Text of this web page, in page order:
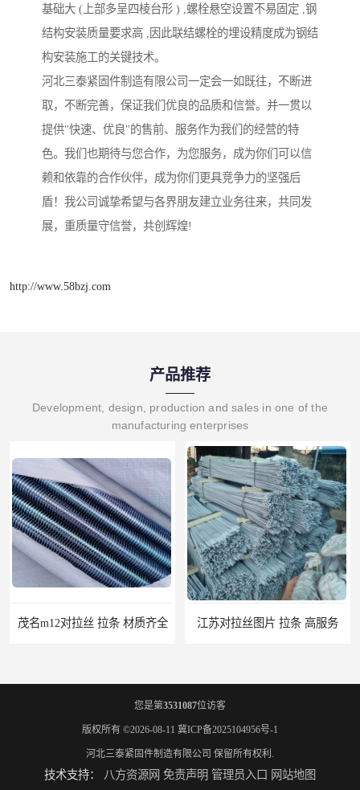
基础大 (上部多呈四棱台形 ) ,螺栓悬空设置不易固定 ,钢
结构安装质量要求高 ,因此联结螺栓的埋设精度成为钢结
构安装施工的关键技术。
河北三泰紧固件制造有限公司一定会一如既往，不断进
取，不断完善，保证我们优良的品质和信誉。并一贯以
提供"快速、优良"的售前、服务作为我们的经营的特
色。我们也期待与您合作，为您服务，成为你们可以信
赖和依靠的合作伙伴，成为你们更具竞争力的坚强后
盾！我公司诚挚希望与各界朋友建立业务往来，共同发
展，重质量守信誉，共创辉煌!
http://www.58bzj.com
产品推荐
Development, design, production and sales in one of the
manufacturing enterprises
茂名m12对拉丝 拉条 材质齐全 江苏对拉丝图片 拉条 高服务
您是第3531087位访客
版权所有 ©2026-08-11 冀ICP备2025104956号-1
河北三泰紧固件制造有限公司 保留所有权利.
技术支持： 八方资源网 免责声明 管理员入口 网站地图